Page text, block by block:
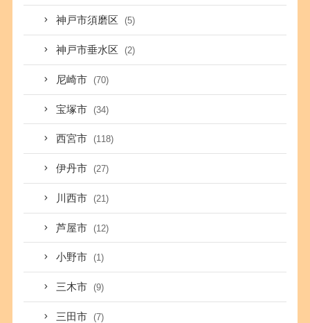
神戸市須磨区 (5)
神戸市垂水区 (2)
尼崎市 (70)
宝塚市 (34)
西宮市 (118)
伊丹市 (27)
川西市 (21)
芦屋市 (12)
小野市 (1)
三木市 (9)
三田市 (7)